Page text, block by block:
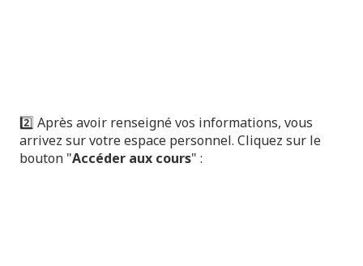
2️⃣ Après avoir renseigné vos informations, vous
arrivez sur votre espace personnel. Cliquez sur le
bouton "Accéder aux cours" :